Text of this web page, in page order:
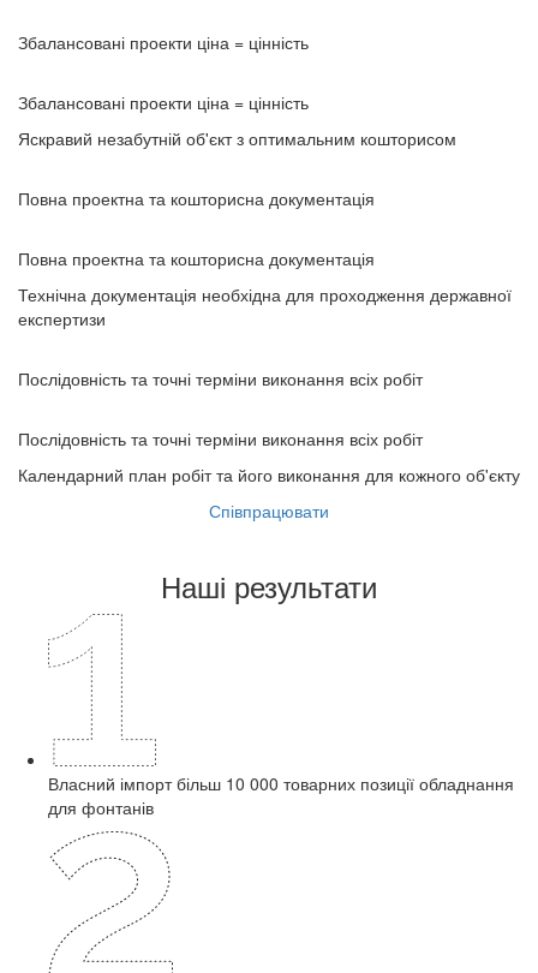
Збалансовані проекти ціна = цінність
Збалансовані проекти ціна = цінність
Яскравий незабутній об'єкт з оптимальним кошторисом
Повна проектна та кошторисна документація
Повна проектна та кошторисна документація
Технічна документація необхідна для проходження державної
експертизи
Послідовність та точні терміни виконання всіх робіт
Послідовність та точні терміни виконання всіх робіт
Календарний план робіт та його виконання для кожного об'єкту
Співпрацювати
Наші результати
Власний імпорт більш 10 000 товарних позиції обладнання
для фонтанів